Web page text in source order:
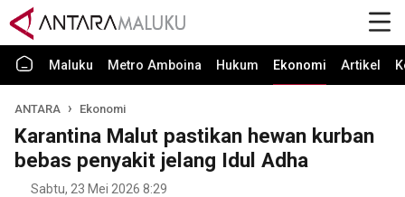
Maluku Metro Amboina Hukum Ekonomi Artikel
ANTARA Ekonomi
Karantina Malut pastikan hewan kurban
bebas penyakit jelang Idul Adha
Sabtu, 23 Mei 2026 8:29